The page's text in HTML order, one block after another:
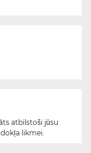
atbilstoši jūsu
likmei.